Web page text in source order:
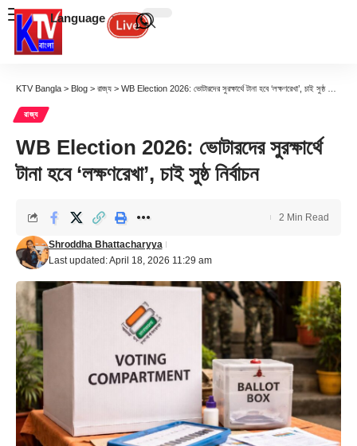
Language
KTV Bangla > Blog > রাজ্য > WB Election 2026: ভোটারদের সুরক্ষার্থে টানা হবে ‘লক্ষণরেখা’, চাই সুষ্ঠ নির্বাচন
রাজ্য
WB Election 2026: ভোটারদের সুরক্ষার্থে
টানা হবে ‘লক্ষণরেখা’, চাই সুষ্ঠ নির্বাচন
Last updated: April 18, 2026 11:29 am
Shroddha Bhattacharyya
2 Min Read